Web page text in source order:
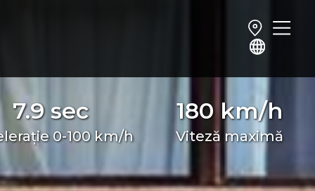
180 km/h
Viteză maximă
7.9 sec
0-100 km/h